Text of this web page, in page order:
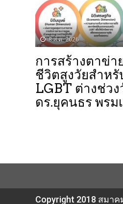
8 ส.ค. 2026
การสร้างตาข่า
ชีวิตสูงวัยสำห
LGBT ต่างช่วง
ดร.ยุคนธร พรม
Copyright 2018 สมา